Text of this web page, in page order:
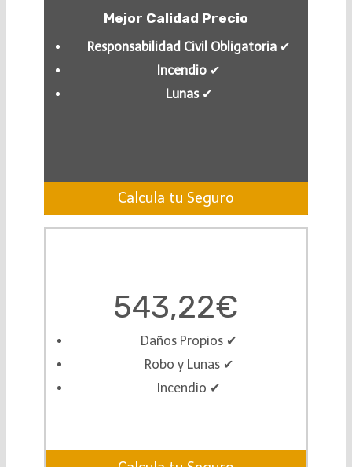
Mejor Calidad Precio
Responsabilidad Civil Obligatoria ✔︎
Incendio ✔︎
Lunas✔︎
Calcula tu Seguro
543,22€
Daños Propios ✔︎
Robo y Lunas ✔︎
Incendio ✔︎